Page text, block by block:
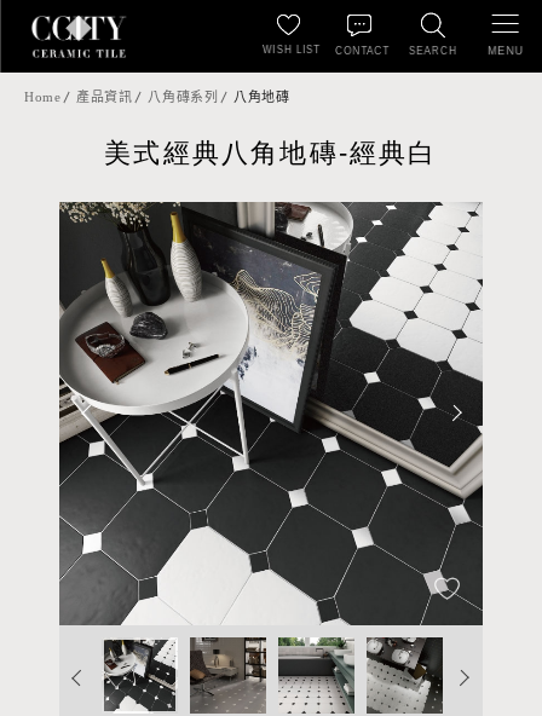
SEARCH
WISH LIST CONTACT MENU
Home 產品資訊 八角磚系列 八角地磚
美式經典八角地磚-經典白